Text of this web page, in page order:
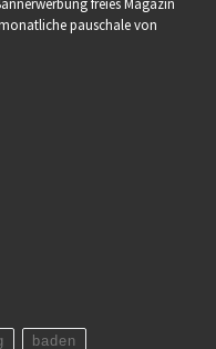
pauschale von
baden